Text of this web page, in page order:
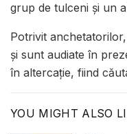
grup de tulceni şi un
Potrivit
şi sunt audiate în
în altercaţie, fiind
YOU MIGHT ALSO